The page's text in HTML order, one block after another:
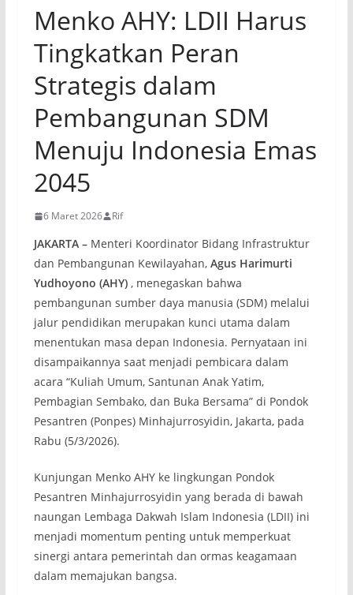
Menko AHY: LDII Harus
Tingkatkan Peran
Strategis dalam
Pembangunan SDM
Menuju Indonesia Emas
2045
6 Maret 2026 Rif
JAKARTA –Menteri Koordinator Bidang Infrastruktur
dan Pembangunan Kewilayahan, Agus Harimurti
Yudhoyono (AHY), menegaskan bahwa
pembangunan sumber daya manusia (SDM) melalui
jalur pendidikan merupakan kunci utama dalam
menentukan masa depan Indonesia. Pernyataan ini
disampaikannya saat menjadi pembicara dalam
acara “Kuliah Umum, Santunan Anak Yatim,
Pembagian Sembako, dan Buka Bersama” di Pondok
Pesantren (Ponpes) Minhajurrosyidin, Jakarta, pada
Rabu (5/3/2026).
Kunjungan Menko AHY ke lingkungan Pondok
Pesantren Minhajurrosyidin yang berada di bawah
naungan Lembaga Dakwah Islam Indonesia (LDII) ini
menjadi momentum penting untuk memperkuat
sinergi antara pemerintah dan ormas keagamaan
dalam memajukan bangsa.